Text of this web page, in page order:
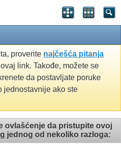
proverite najčešća pitanja
link. Takođe, možete se
da postavljate poruke
jednostavnije ako ste
ovlašćenje da pristupite ovoj
jednog od nekoliko razloga: